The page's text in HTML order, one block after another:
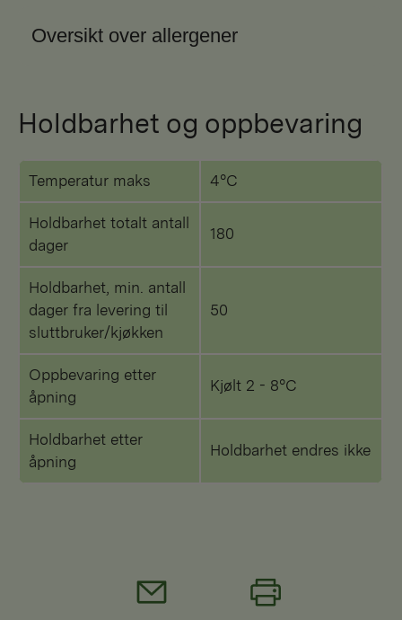
Oversikt over allergener
Holdbarhet og oppbevaring
Temperatur maks 4°C
Holdbarhet totalt antall
dager
180
Holdbarhet, min. antall
dager fra levering til
sluttbruker/kjøkken
50
Oppbevaring etter
åpning
Kjølt 2 - 8°C
Holdbarhet etter
åpning
Holdbarhet endres ikke